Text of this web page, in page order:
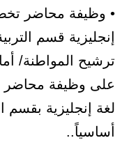
• وظيفة محاضر
إنجليزية قسم
ترشيح المواطنة/
على وظيفة
لغة إنجليزية بقسم
أساسياً..